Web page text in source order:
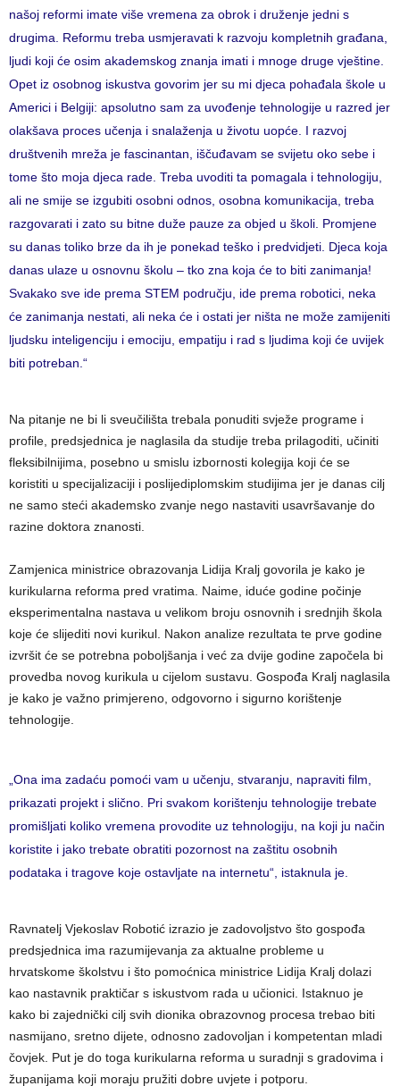
našoj reformi imate više vremena za obrok i druženje jedni s
drugima. Reformu treba usmjeravati k razvoju kompletnih građana,
ljudi koji će osim akademskog znanja imati i mnoge druge vještine.
Opet iz osobnog iskustva govorim jer su mi djeca pohađala škole u
Americi i Belgiji: apsolutno sam za uvođenje tehnologije u razred jer
olakšava proces učenja i snalaženja u životu uopće. I razvoj
društvenih mreža je fascinantan, iščuđavam se svijetu oko sebe i
tome što moja djeca rade. Treba uvoditi ta pomagala i tehnologiju,
ali ne smije se izgubiti osobni odnos, osobna komunikacija, treba
razgovarati i zato su bitne duže pauze za objed u školi. Promjene
su danas toliko brze da ih je ponekad teško i predvidjeti. Djeca koja
danas ulaze u osnovnu školu – tko zna koja će to biti zanimanja!
Svakako sve ide prema STEM području, ide prema robotici, neka
će zanimanja nestati, ali neka će i ostati jer ništa ne može zamijeniti
ljudsku inteligenciju i emociju, empatiju i rad s ljudima koji će uvijek
biti potreban.“
Na pitanje ne bi li sveučilišta trebala ponuditi svježe programe i
profile, predsjednica je naglasila da studije treba prilagoditi, učiniti
fleksibilnijima, posebno u smislu izbornosti kolegija koji će se
koristiti u specijalizaciji i poslijediplomskim studijima jer je danas cilj
ne samo steći akademsko zvanje nego nastaviti usavršavanje do
razine doktora znanosti.
Zamjenica ministrice obrazovanja Lidija Kralj govorila je kako je
kurikularna reforma pred vratima. Naime, iduće godine počinje
eksperimentalna nastava u velikom broju osnovnih i srednjih škola
koje će slijediti novi kurikul. Nakon analize rezultata te prve godine
izvršit će se potrebna poboljšanja i već za dvije godine započela bi
provedba novog kurikula u cijelom sustavu. Gospođa Kralj naglasila
je kako je važno primjereno, odgovorno i sigurno korištenje
tehnologije.
„Ona ima zadaću pomoći vam u učenju, stvaranju, napraviti film,
prikazati projekt i slično. Pri svakom korištenju tehnologije trebate
promišljati koliko vremena provodite uz tehnologiju, na koji ju način
koristite i jako trebate obratiti pozornost na zaštitu osobnih
podataka i tragove koje ostavljate na internetu“, istaknula je.
Ravnatelj Vjekoslav Robotić izrazio je zadovoljstvo što gospođa
predsjednica ima razumijevanja za aktualne probleme u
hrvatskome školstvu i što pomoćnica ministrice Lidija Kralj dolazi
kao nastavnik praktičar s iskustvom rada u učionici. Istaknuo je
kako bi zajednički cilj svih dionika obrazovnog procesa trebao biti
nasmijano, sretno dijete, odnosno zadovoljan i kompetentan mladi
čovjek. Put je do toga kurikularna reforma u suradnji s gradovima i
županijama koji moraju pružiti dobre uvjete i potporu.